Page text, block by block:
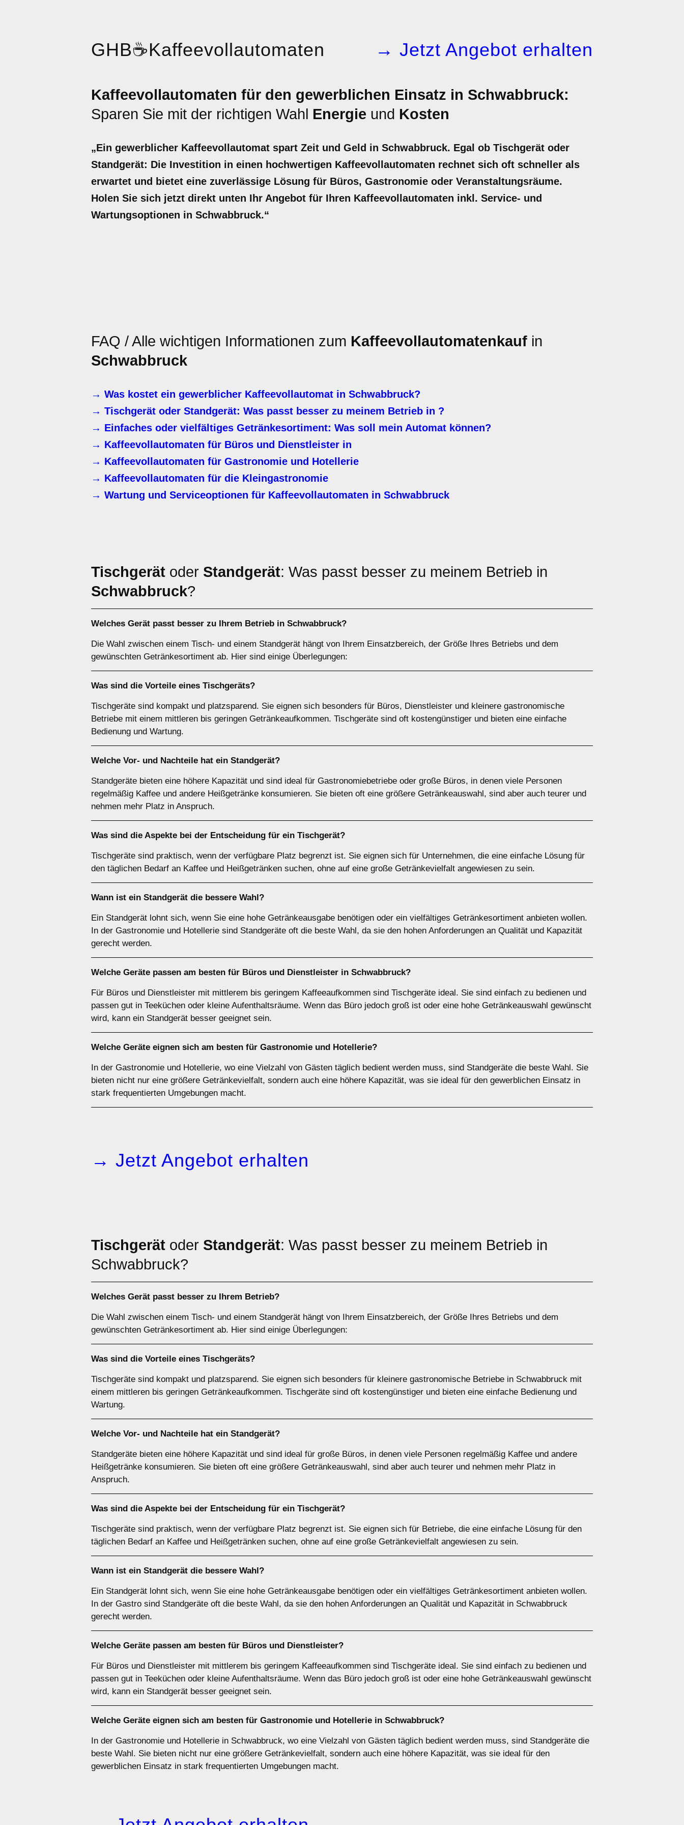
GHB☕Kaffeevollautomaten → Jetzt Angebot erhalten
Kaffeevollautomaten für den gewerblichen Einsatz in Schwabbruck:
Sparen Sie mit der richtigen Wahl Energie und Kosten
„Ein gewerblicher Kaffeevollautomat spart Zeit und Geld in Schwabbruck. Egal ob Tischgerät oder
Standgerät: Die Investition in einen hochwertigen Kaffeevollautomaten rechnet sich oft schneller als
erwartet und bietet eine zuverlässige Lösung für Büros, Gastronomie oder Veranstaltungsräume.
Holen Sie sich jetzt direkt unten Ihr Angebot für Ihren Kaffeevollautomaten inkl. Service- und
Wartungsoptionen in Schwabbruck.“
FAQ / Alle wichtigen Informationen zum Kaffeevollautomatenkauf in
Schwabbruck
→ Was kostet ein gewerblicher Kaffeevollautomat in Schwabbruck?
→ Tischgerät oder Standgerät: Was passt besser zu meinem Betrieb in ?
→ Einfaches oder vielfältiges Getränkesortiment: Was soll mein Automat können?
→ Kaffeevollautomaten für Büros und Dienstleister in
→ Kaffeevollautomaten für Gastronomie und Hotellerie
→ Kaffeevollautomaten für die Kleingastronomie
→ Wartung und Serviceoptionen für Kaffeevollautomaten in Schwabbruck
Tischgerät oder Standgerät: Was passt besser zu meinem Betrieb in
Schwabbruck?
Welches Gerät passt besser zu Ihrem Betrieb in Schwabbruck?
Die Wahl zwischen einem Tisch- und einem Standgerät hängt von Ihrem Einsatzbereich, der Größe Ihres Betriebs und dem
gewünschten Getränkesortiment ab. Hier sind einige Überlegungen:
Was sind die Vorteile eines Tischgeräts?
Tischgeräte sind kompakt und platzsparend. Sie eignen sich besonders für Büros, Dienstleister und kleinere gastronomische
Betriebe mit einem mittleren bis geringen Getränkeaufkommen. Tischgeräte sind oft kostengünstiger und bieten eine einfache
Bedienung und Wartung.
Welche Vor- und Nachteile hat ein Standgerät?
Standgeräte bieten eine höhere Kapazität und sind ideal für Gastronomiebetriebe oder große Büros, in denen viele Personen
regelmäßig Kaffee und andere Heißgetränke konsumieren. Sie bieten oft eine größere Getränkeauswahl, sind aber auch teurer und
nehmen mehr Platz in Anspruch.
Was sind die Aspekte bei der Entscheidung für ein Tischgerät?
Tischgeräte sind praktisch, wenn der verfügbare Platz begrenzt ist. Sie eignen sich für Unternehmen, die eine einfache Lösung für
den täglichen Bedarf an Kaffee und Heißgetränken suchen, ohne auf eine große Getränkevielfalt angewiesen zu sein.
Wann ist ein Standgerät die bessere Wahl?
Ein Standgerät lohnt sich, wenn Sie eine hohe Getränkeausgabe benötigen oder ein vielfältiges Getränkesortiment anbieten wollen.
In der Gastronomie und Hotellerie sind Standgeräte oft die beste Wahl, da sie den hohen Anforderungen an Qualität und Kapazität
gerecht werden.
Welche Geräte passen am besten für Büros und Dienstleister in Schwabbruck?
Für Büros und Dienstleister mit mittlerem bis geringem Kaffeeaufkommen sind Tischgeräte ideal. Sie sind einfach zu bedienen und
passen gut in Teeküchen oder kleine Aufenthaltsräume. Wenn das Büro jedoch groß ist oder eine hohe Getränkeauswahl gewünscht
wird, kann ein Standgerät besser geeignet sein.
Welche Geräte eignen sich am besten für Gastronomie und Hotellerie?
In der Gastronomie und Hotellerie, wo eine Vielzahl von Gästen täglich bedient werden muss, sind Standgeräte die beste Wahl. Sie
bieten nicht nur eine größere Getränkevielfalt, sondern auch eine höhere Kapazität, was sie ideal für den gewerblichen Einsatz in
stark frequentierten Umgebungen macht.
→ Jetzt Angebot erhalten
Tischgerät oder Standgerät: Was passt besser zu meinem Betrieb in
Schwabbruck?
Welches Gerät passt besser zu Ihrem Betrieb?
Die Wahl zwischen einem Tisch- und einem Standgerät hängt von Ihrem Einsatzbereich, der Größe Ihres Betriebs und dem
gewünschten Getränkesortiment ab. Hier sind einige Überlegungen:
Was sind die Vorteile eines Tischgeräts?
Tischgeräte sind kompakt und platzsparend. Sie eignen sich besonders für kleinere gastronomische Betriebe in Schwabbruck mit
einem mittleren bis geringen Getränkeaufkommen. Tischgeräte sind oft kostengünstiger und bieten eine einfache Bedienung und
Wartung.
Welche Vor- und Nachteile hat ein Standgerät?
Standgeräte bieten eine höhere Kapazität und sind ideal für große Büros, in denen viele Personen regelmäßig Kaffee und andere
Heißgetränke konsumieren. Sie bieten oft eine größere Getränkeauswahl, sind aber auch teurer und nehmen mehr Platz in
Anspruch.
Was sind die Aspekte bei der Entscheidung für ein Tischgerät?
Tischgeräte sind praktisch, wenn der verfügbare Platz begrenzt ist. Sie eignen sich für Betriebe, die eine einfache Lösung für den
täglichen Bedarf an Kaffee und Heißgetränken suchen, ohne auf eine große Getränkevielfalt angewiesen zu sein.
Wann ist ein Standgerät die bessere Wahl?
Ein Standgerät lohnt sich, wenn Sie eine hohe Getränkeausgabe benötigen oder ein vielfältiges Getränkesortiment anbieten wollen.
In der Gastro sind Standgeräte oft die beste Wahl, da sie den hohen Anforderungen an Qualität und Kapazität in Schwabbruck
gerecht werden.
Welche Geräte passen am besten für Büros und Dienstleister?
Für Büros und Dienstleister mit mittlerem bis geringem Kaffeeaufkommen sind Tischgeräte ideal. Sie sind einfach zu bedienen und
passen gut in Teeküchen oder kleine Aufenthaltsräume. Wenn das Büro jedoch groß ist oder eine hohe Getränkeauswahl gewünscht
wird, kann ein Standgerät besser geeignet sein.
Welche Geräte eignen sich am besten für Gastronomie und Hotellerie in Schwabbruck?
In der Gastronomie und Hotellerie in Schwabbruck, wo eine Vielzahl von Gästen täglich bedient werden muss, sind Standgeräte die
beste Wahl. Sie bieten nicht nur eine größere Getränkevielfalt, sondern auch eine höhere Kapazität, was sie ideal für den
gewerblichen Einsatz in stark frequentierten Umgebungen macht.